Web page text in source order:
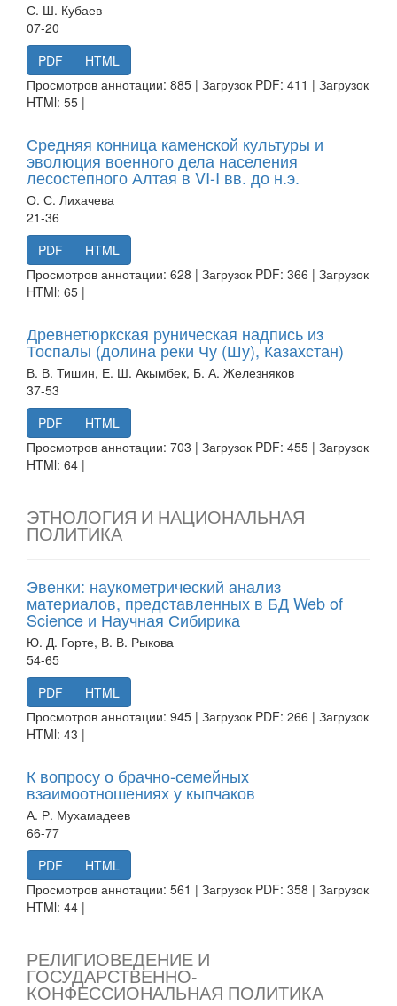
С. Ш. Кубаев
07-20
PDF
HTML
Просмотров аннотации: 885 | Загрузок PDF: 411 | Загрузок
HTMl: 55 |
Средняя конница каменской культуры и
эволюция военного дела населения
лесостепного Алтая в VI-I вв. до н.э.
О. С. Лихачева
21-36
PDF
HTML
Просмотров аннотации: 628 | Загрузок PDF: 366 | Загрузок
HTMl: 65 |
Древнетюркская руническая надпись из
Тоспалы (долина реки Чу (Шу), Казахстан)
В. В. Тишин, Е. Ш. Акымбек, Б. А. Железняков
37-53
PDF
HTML
Просмотров аннотации: 703 | Загрузок PDF: 455 | Загрузок
HTMl: 64 |
ЭТНОЛОГИЯ И НАЦИОНАЛЬНАЯ
ПОЛИТИКА
Эвенки: наукометрический анализ
материалов, представленных в БД Web of
Science и Научная Сибирика
Ю. Д. Горте, В. В. Рыкова
54-65
PDF
HTML
Просмотров аннотации: 945 | Загрузок PDF: 266 | Загрузок
HTMl: 43 |
К вопросу о брачно-семейных
взаимоотношениях у кыпчаков
А. Р. Мухамадеев
66-77
PDF
HTML
Просмотров аннотации: 561 | Загрузок PDF: 358 | Загрузок
HTMl: 44 |
РЕЛИГИОВЕДЕНИЕ И
ГОСУДАРСТВЕННО-
КОНФЕССИОНАЛЬНАЯ ПОЛИТИКА